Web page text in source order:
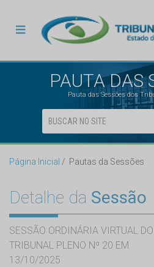
PAUTA DAS
Pauta das Sessões dos
Página Inicial Pautas da Sessões
Detalhe da Sessão
SESSÃO ORDINÁRIA VIRTUAL DO
TRIBUNAL PLENO Nº 20 EM
13/10/2025